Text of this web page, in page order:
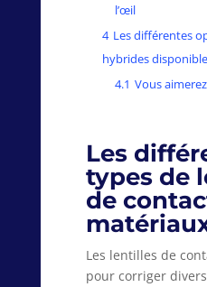
l’œil
4 Les différentes
hybrides
4.1 Vous
Les
types de
de
Les lentilles de
pour corriger